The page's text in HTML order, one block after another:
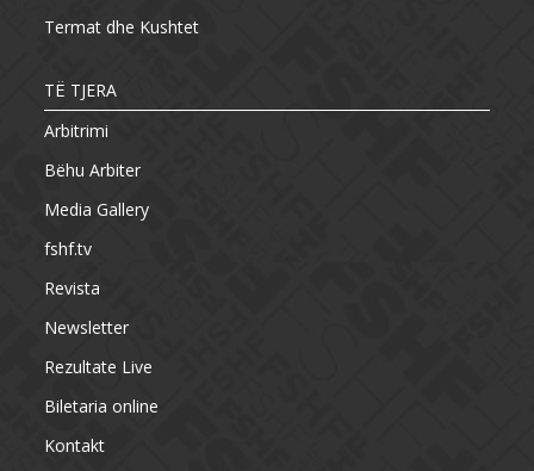
Termat dhe Kushtet
TË TJERA
Arbitrimi
Bëhu Arbiter
Media Gallery
fshf.tv
Revista
Newsletter
Rezultate Live
Biletaria online
Kontakt